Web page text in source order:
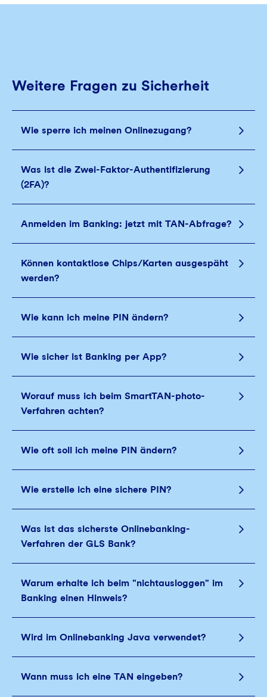
Weitere Fragen zu Sicherheit
Wie sperre ich meinen Onlinezugang?
Was ist die Zwei-Faktor-Authentifizierung
(2FA)?
Anmelden im Banking: jetzt mit TAN-Abfrage?
Können kontaktlose Chips/Karten ausgespäht
werden?
Wie kann ich meine PIN ändern?
Wie sicher ist Banking per App?
Worauf muss ich beim SmartTAN-photo-
Verfahren achten?
Wie oft soll ich meine PIN ändern?
Wie erstelle ich eine sichere PIN?
Was ist das sicherste Onlinebanking-
Verfahren der GLS Bank?
Warum erhalte ich beim "nichtausloggen" im
Banking einen Hinweis?
Wird im Onlinebanking Java verwendet?
Wann muss ich eine TAN eingeben?